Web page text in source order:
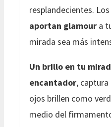
resplandecientes. Los
aportan glamour a
mirada sea más
Un brillo en tu
encantador, captura
ojos brillen como
medio del